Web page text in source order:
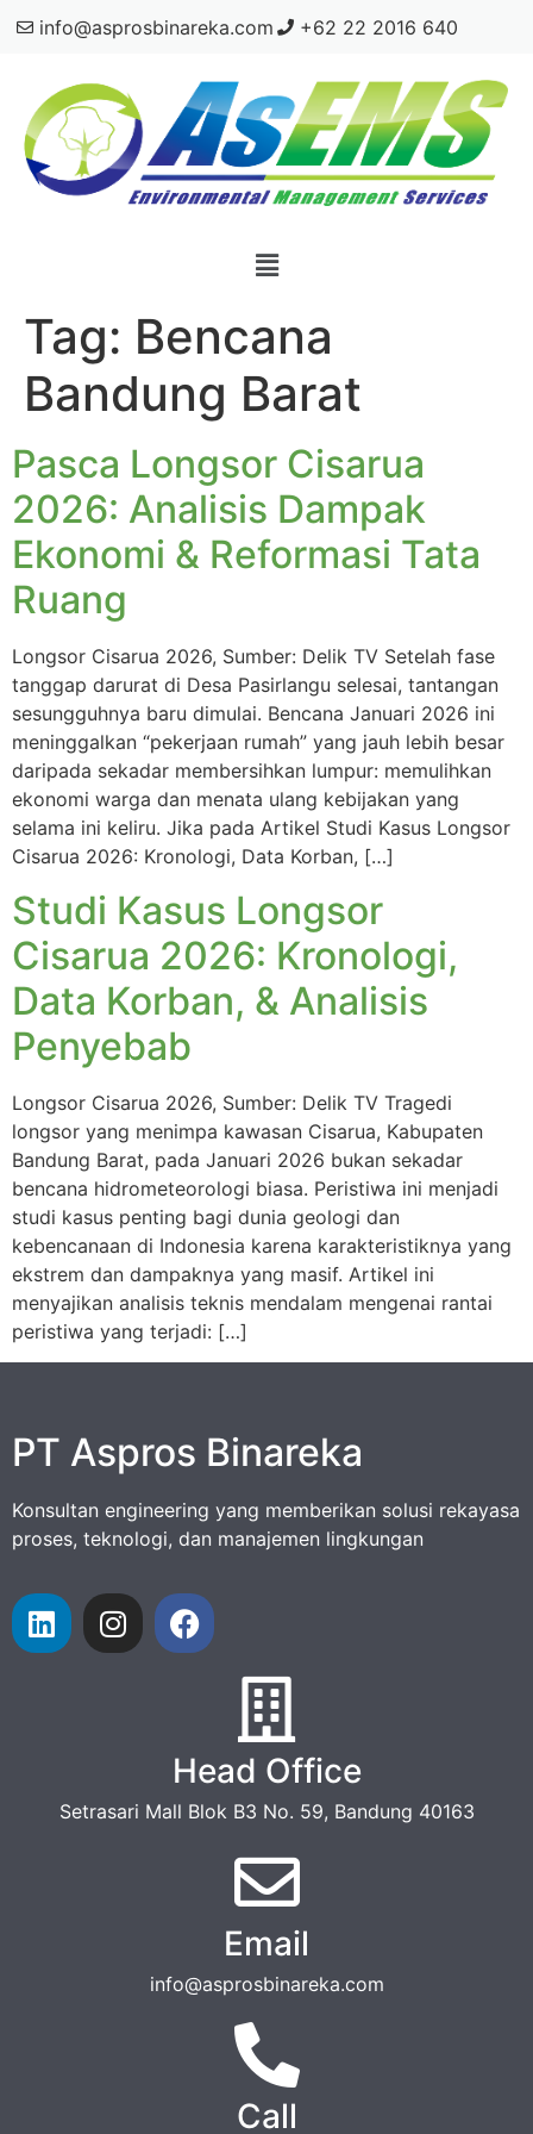
info@asprosbinareka.com +62 22 2016 640
Tag: Bencana
Bandung Barat
Pasca Longsor Cisarua
2026: Analisis Dampak
Ekonomi & Reformasi Tata
Ruang
Longsor Cisarua 2026, Sumber: Delik TV Setelah fase
tanggap darurat di Desa Pasirlangu selesai, tantangan
sesungguhnya baru dimulai. Bencana Januari 2026 ini
meninggalkan “pekerjaan rumah” yang jauh lebih besar
daripada sekadar membersihkan lumpur: memulihkan
ekonomi warga dan menata ulang kebijakan yang
selama ini keliru. Jika pada Artikel Studi Kasus Longsor
Cisarua 2026: Kronologi, Data Korban, […]
Studi Kasus Longsor
Cisarua 2026: Kronologi,
Data Korban, & Analisis
Penyebab
Longsor Cisarua 2026, Sumber: Delik TV Tragedi
longsor yang menimpa kawasan Cisarua, Kabupaten
Bandung Barat, pada Januari 2026 bukan sekadar
bencana hidrometeorologi biasa. Peristiwa ini menjadi
studi kasus penting bagi dunia geologi dan
kebencanaan di Indonesia karena karakteristiknya yang
ekstrem dan dampaknya yang masif. Artikel ini
menyajikan analisis teknis mendalam mengenai rantai
peristiwa yang terjadi: […]
PT Aspros Binareka
Konsultan engineering yang memberikan solusi rekayasa
proses, teknologi, dan manajemen lingkungan
Head Office
Setrasari Mall Blok B3 No. 59, Bandung 40163
Email
info@asprosbinareka.com
Call